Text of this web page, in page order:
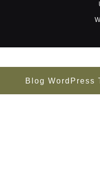
Blog WordPress